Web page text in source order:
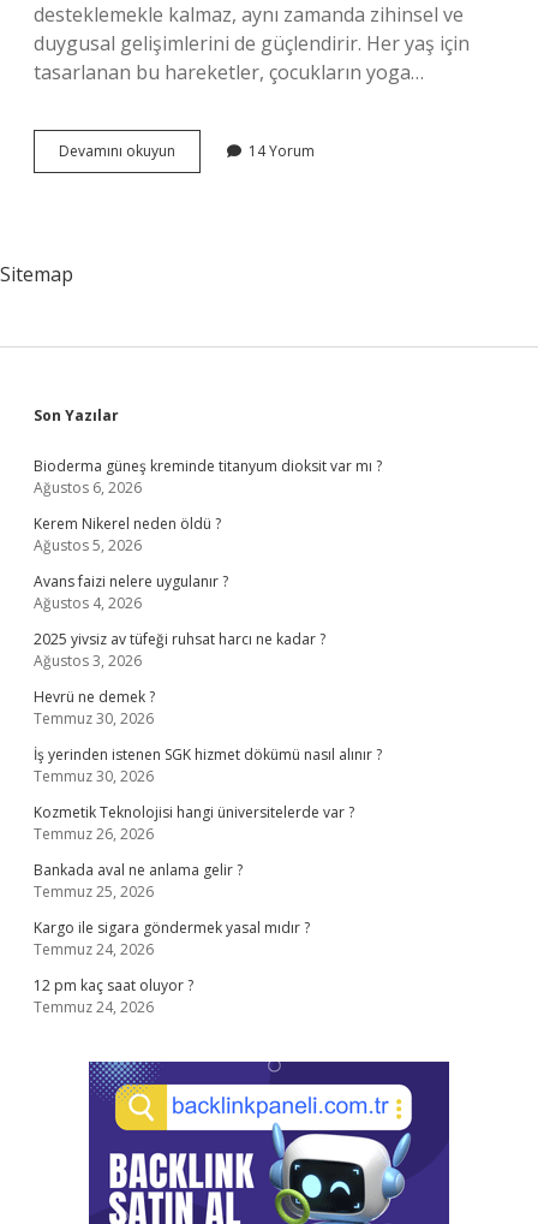
desteklemekle kalmaz, aynı zamanda zihinsel ve
duygusal gelişimlerini de güçlendirir. Her yaş için
tasarlanan bu hareketler, çocukların yoga…
Devamını okuyun
Yogası
14 Yorum
Sitemap
Sidebar
Son Yazılar
Bioderma güneş kreminde titanyum dioksit var mı ?
Ağustos 6, 2026
Kerem Nikerel neden öldü ?
Ağustos 5, 2026
Avans faizi nelere uygulanır ?
Ağustos 4, 2026
2025 yivsiz av tüfeği ruhsat harcı ne kadar ?
Ağustos 3, 2026
Hevrü ne demek ?
Temmuz 30, 2026
İş yerinden istenen SGK hizmet dökümü nasıl alınır ?
Temmuz 30, 2026
Kozmetik Teknolojisi hangi üniversitelerde var ?
Temmuz 26, 2026
Bankada aval ne anlama gelir ?
Temmuz 25, 2026
Kargo ile sigara göndermek yasal mıdır ?
Temmuz 24, 2026
12 pm kaç saat oluyor ?
Temmuz 24, 2026